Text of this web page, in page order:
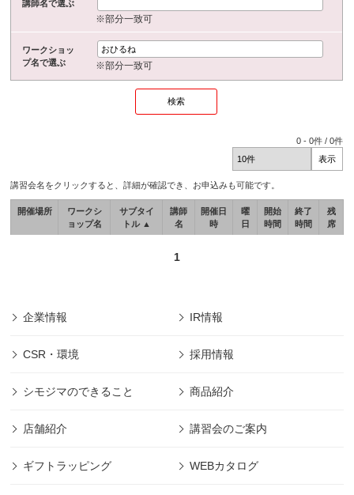
講師名で選ぶ
※部分一致可
ワークショッ
プ名で選ぶ
※部分一致可
0 -0件 /0件
講習会名をクリックすると、詳細が確認でき、お申込みも可能です。
開催場所
ワークシ
ョップ名
サブタイ
トル ▲
講師
名
開催日
時
曜
日
開始
時間
終了
時間
残
席
1
企業情報 IR情報
CSR・環境 採用情報
シモジマのできること 商品紹介
店舗紹介 講習会のご案内
ギフトラッピング WEBカタログ